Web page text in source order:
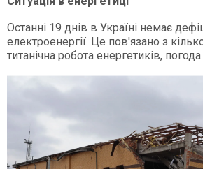
Останні 19 днів в Україні немає
електроенергії. Це пов'язано з
титанічна робота енергетиків,